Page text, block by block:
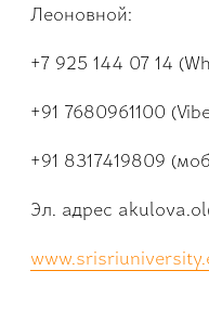
Леоновной:
+7 925 144 07 14
+91 7680961100
+91 8317419809
Эл. адрес